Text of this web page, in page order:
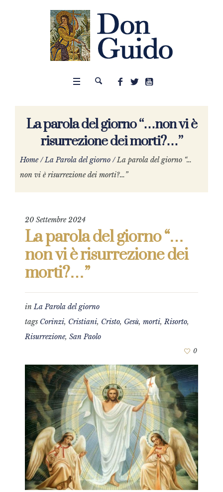
La parola del giorno “…non vi è
risurrezione dei morti?…”
Home /La Parola del giorno /La parola del giorno “…
non vi è risurrezione dei morti?…”
20 Settembre 2024
La parola del giorno “…
non vi è risurrezione dei
morti?…”
inLa Parola del giorno
tags Corinzi, Cristiani, Cristo, Gesù, morti,Risorto,
Risurrezione, San Paolo
0